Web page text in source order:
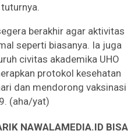
tuturnya.
berakhir agar aktivitas
seperti biasanya. Ia juga
civitas akademika UHO
protokol kesehatan
dan mendorong vaksinasi
(aha/yat)
NAWALAMEDIA.ID BISA